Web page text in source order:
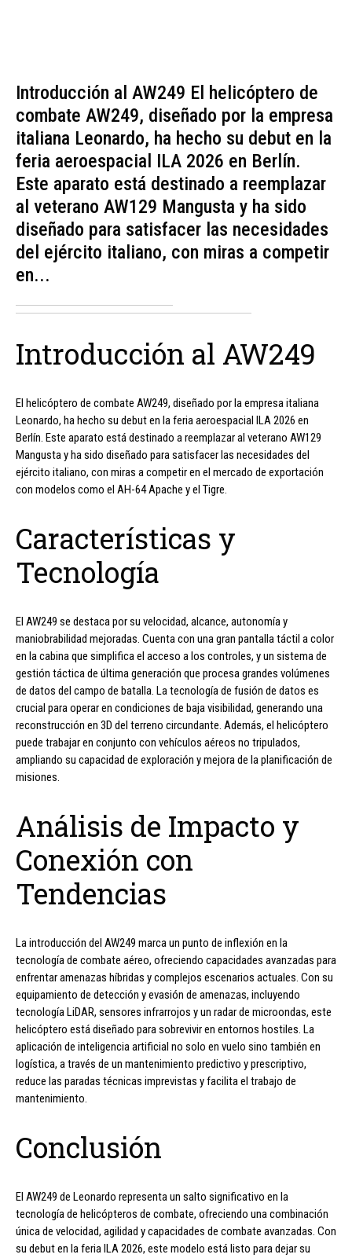
Introducción al AW249 El helicóptero de
combate AW249, diseñado por la empresa
italiana Leonardo, ha hecho su debut en la
feria aeroespacial ILA 2026 en Berlín.
Este aparato está destinado a reemplazar
al veterano AW129 Mangusta y ha sido
diseñado para satisfacer las necesidades
del ejército italiano, con miras a competir
en...
Introducción al AW249
El helicóptero de combate AW249, diseñado por la empresa italiana
Leonardo, ha hecho su debut en la feria aeroespacial ILA 2026 en
Berlín. Este aparato está destinado a reemplazar al veterano AW129
Mangusta y ha sido diseñado para satisfacer las necesidades del
ejército italiano, con miras a competir en el mercado de exportación
con modelos como el AH-64 Apache y el Tigre.
Características y
Tecnología
El AW249 se destaca por su velocidad, alcance, autonomía y
maniobrabilidad mejoradas. Cuenta con una gran pantalla táctil a color
en la cabina que simplifica el acceso a los controles, y un sistema de
gestión táctica de última generación que procesa grandes volúmenes
de datos del campo de batalla. La tecnología de fusión de datos es
crucial para operar en condiciones de baja visibilidad, generando una
reconstrucción en 3D del terreno circundante. Además, el helicóptero
puede trabajar en conjunto con vehículos aéreos no tripulados,
ampliando su capacidad de exploración y mejora de la planificación de
misiones.
Análisis de Impacto y
Conexión con
Tendencias
La introducción del AW249 marca un punto de inflexión en la
tecnología de combate aéreo, ofreciendo capacidades avanzadas para
enfrentar amenazas híbridas y complejos escenarios actuales. Con su
equipamiento de detección y evasión de amenazas, incluyendo
tecnología LiDAR, sensores infrarrojos y un radar de microondas, este
helicóptero está diseñado para sobrevivir en entornos hostiles. La
aplicación de inteligencia artificial no solo en vuelo sino también en
logística, a través de un mantenimiento predictivo y prescriptivo,
reduce las paradas técnicas imprevistas y facilita el trabajo de
mantenimiento.
Conclusión
El AW249 de Leonardo representa un salto significativo en la
tecnología de helicópteros de combate, ofreciendo una combinación
única de velocidad, agilidad y capacidades de combate avanzadas. Con
su debut en la feria ILA 2026, este modelo está listo para dejar su